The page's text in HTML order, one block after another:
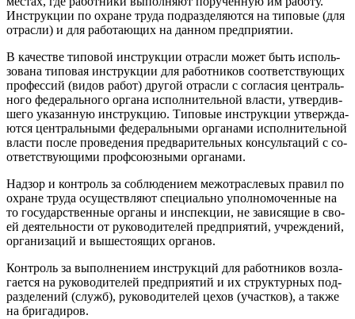
Инс­трук­ции по ох­ра­не тру­да под­разде­ля­ют­ся на ти­повые (для
от­расли) и для ра­бота­ющих на дан­ном пред­при­ятии.
В ка­чес­тве ти­повой инс­трук­ции от­расли мо­жет быть ис­поль­
зо­вана ти­повая инс­трук­ции для ра­бот­ни­ков со­от­ветс­тву­ющих
про­фес­сий (ви­дов ра­бот) дру­гой от­расли с сог­ла­сия цен­траль­
но­го фе­дераль­но­го ор­га­на ис­полни­тель­ной влас­ти, ут­вердив­
ше­го ука­зан­ную инс­трук­цию. Ти­повые инс­трук­ции ут­вер­жда­
ют­ся цен­траль­ны­ми фе­дераль­ны­ми ор­га­нами ис­полни­тель­ной
влас­ти пос­ле про­веде­ния пред­ва­ритель­ных кон­суль­та­ций с со­
от­ветс­тву­ющи­ми проф­со­юз­ны­ми ор­га­нами.
Над­зор и кон­троль за соб­лю­дени­ем ме­жот­расле­вых пра­вил по
ох­ра­не тру­да осу­щест­вля­ют спе­ци­аль­но упол­но­мочен­ные на
то го­сударс­твен­ные ор­га­ны и ин­спек­ции, не за­вися­щие в сво­
ей де­ятель­нос­ти от ру­ково­дите­лей пред­при­ятий, уч­режде­ний,
ор­га­низа­ций и вы­шес­то­ящих ор­га­нов.
Кон­троль за вы­пол­не­ни­ем инс­трук­ций для ра­бот­ни­ков воз­ла­
га­ет­ся на ру­ково­дите­лей пред­при­ятий и их струк­турных под­
разде­лений (служб), ру­ково­дите­лей це­хов (учас­тков), а так­же
на бри­гади­ров.